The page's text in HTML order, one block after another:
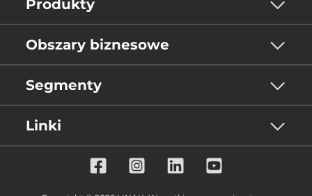
Produkty
Obszary biznesowe
Segmenty
Linki